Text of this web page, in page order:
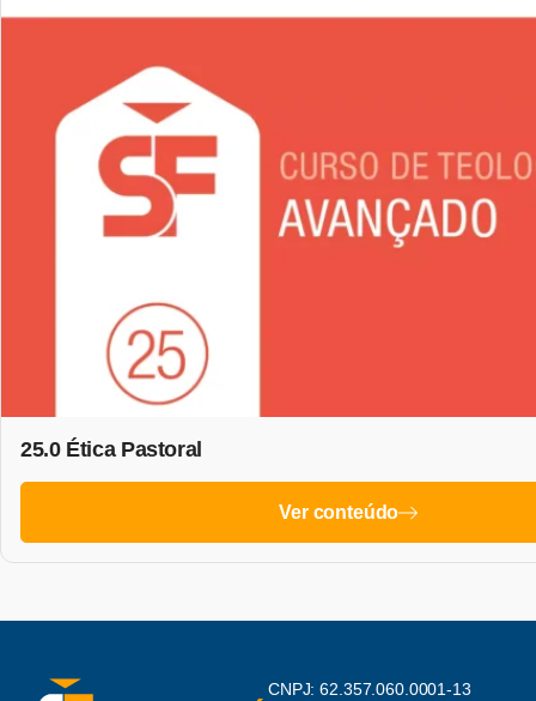
25.0 Ética Pastoral
Ver conteúdo
CNPJ: 62.357.060.0001-13